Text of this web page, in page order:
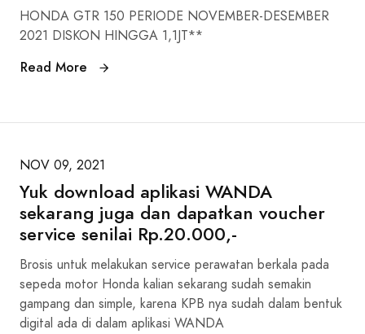
HONDA GTR 150 PERIODE NOVEMBER-DESEMBER
2021 DISKON HINGGA 1,1JT**
Read More
NOV 09, 2021
Yuk download aplikasi WANDA
sekarang juga dan dapatkan voucher
service senilai Rp.20.000,-
Brosis untuk melakukan service perawatan berkala pada
sepeda motor Honda kalian sekarang sudah semakin
gampang dan simple, karena KPB nya sudah dalam bentuk
digital ada di dalam aplikasi WANDA